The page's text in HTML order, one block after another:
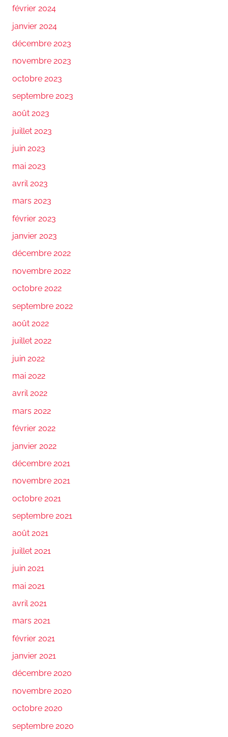
février 2024
janvier 2024
décembre 2023
novembre 2023
octobre 2023
septembre 2023
août 2023
juillet 2023
juin 2023
mai 2023
avril 2023
mars 2023
février 2023
janvier 2023
décembre 2022
novembre 2022
octobre 2022
septembre 2022
août 2022
juillet 2022
juin 2022
mai 2022
avril 2022
mars 2022
février 2022
janvier 2022
décembre 2021
novembre 2021
octobre 2021
septembre 2021
août 2021
juillet 2021
juin 2021
mai 2021
avril 2021
mars 2021
février 2021
janvier 2021
décembre 2020
novembre 2020
octobre 2020
septembre 2020